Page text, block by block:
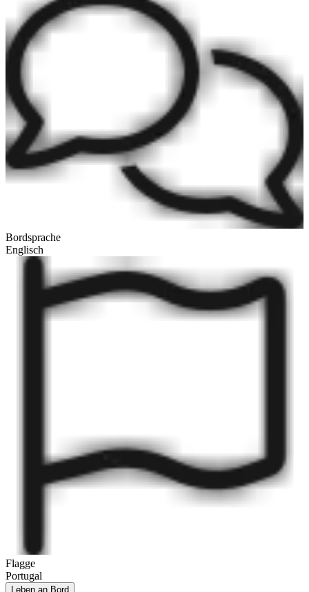
Bordsprache
Englisch
Flagge
Portugal
Leben an Bord